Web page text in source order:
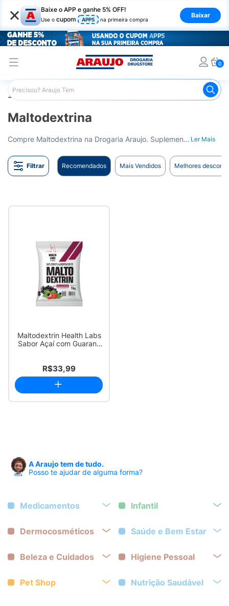
× Baixe o APP e ganhe 5% OFF!
Use o cupom APP5 na primeira compra
Baixar
0
Araujo Nutrição Saudável Suplementos Esportivos
Maltodextrina
Compre Maltodextrina na Drogaria Araujo. Suplemento energético para aumentar a performance nos treinos. Entrega para todo o Brasil. Ler Mais
Filtrar Recomendados Mais Vendidos Melhores
Maltodextrin Health Labs
Sabor Açaí com Guaraná
R$33,99
A Araujo tem de tudo.
Posso te ajudar de alguma forma?
Medicamentos Infantil
Dermocosméticos Saúde e Bem Estar
Beleza e Cuidados Higiene Pessoal
Pet Shop Nutrição Saudável